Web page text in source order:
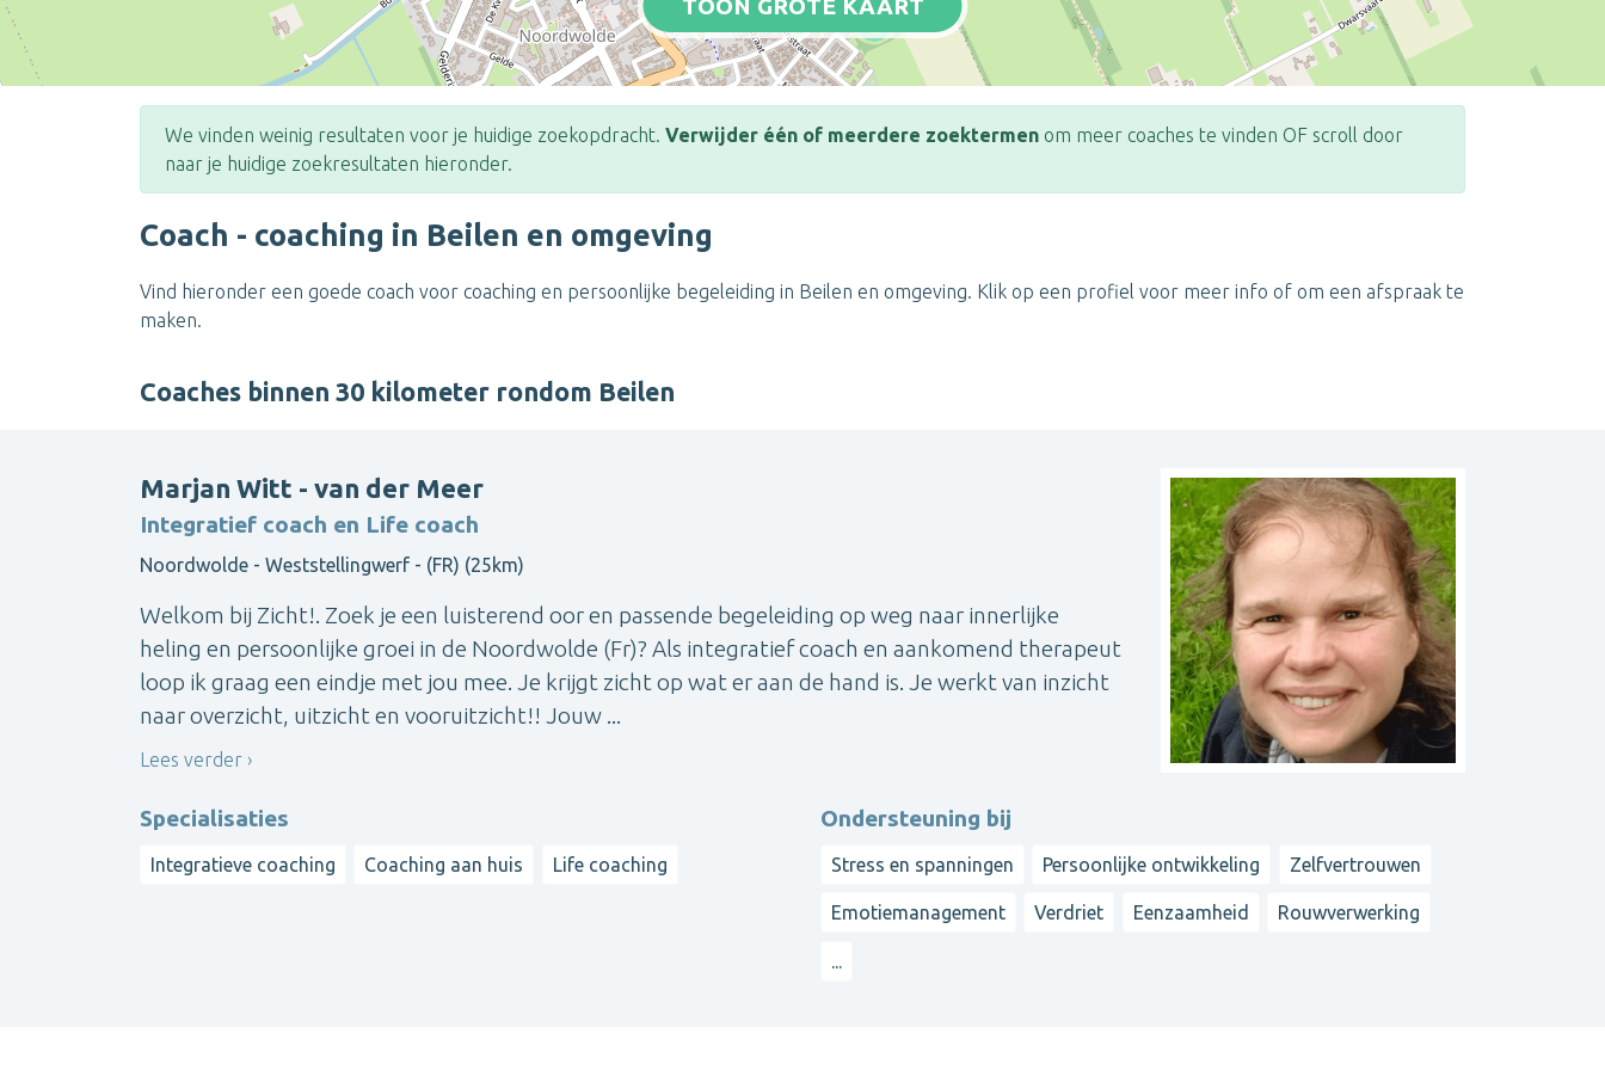
TOON GROTE KAART
We vinden weinig resultaten voor je huidige zoekopdracht. Verwijder één of meerdere zoektermen om meer coaches te vinden OF scroll door
naar je huidige zoekresultaten hieronder.
Coach - coaching in Beilen en omgeving
Vind hieronder een goede coach voor coaching en persoonlijke begeleiding in Beilen en omgeving. Klik op een profiel voor meer info of om een afspraak te
maken.
Coaches binnen 30 kilometer rondom Beilen
Marjan Witt - van der Meer
Integratief coach en Life coach
Noordwolde - Weststellingwerf - (FR) (25km)
Welkom bij Zicht!. Zoek je een luisterend oor en passende begeleiding op weg naar innerlijke
heling en persoonlijke groei in de Noordwolde (Fr)? Als integratief coach en aankomend therapeut
loop ik graag een eindje met jou mee. Je krijgt zicht op wat er aan de hand is. Je werkt van inzicht
naar overzicht, uitzicht en vooruitzicht!! Jouw ...
Lees verder
Specialisaties
Integratieve coaching Coaching aan huis Life coaching
Ondersteuning bij
Stress en spanningen Persoonlijke ontwikkeling Zelfvertrouwen
Emotiemanagement Verdriet Eenzaamheid Rouwverwerking